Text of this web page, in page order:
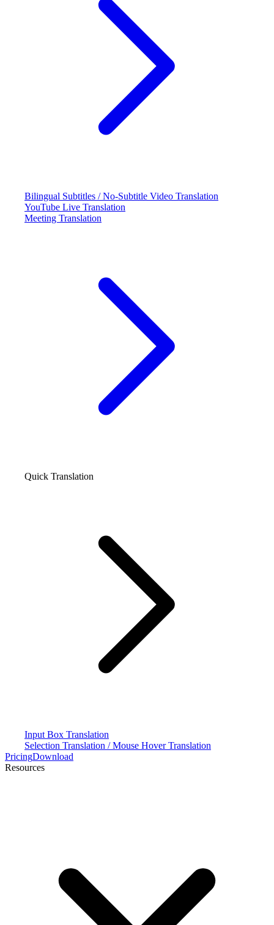
Bilingual Subtitles / No-Subtitle Video Translation
YouTube Live Translation
Meeting Translation
Quick Translation
Input Box Translation
Selection Translation / Mouse Hover Translation
PricingDownload
Resources